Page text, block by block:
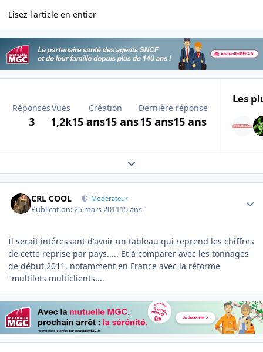
Lisez l'article en entier
Réponses
3
Vues
1,2k
Création
15 ans15 ans
Dernière réponse
15 ans15 ans
Les
Expand topic overview
CRL COOL Modérateur
Publication:25 mars 201115 ans
Il serait intéressant d'avoir un tableau qui reprend les chiffres
de cette reprise par pays..... Et à comparer avec les tonnages
de début 2011, notamment en France avec la réforme
"multilots multiclients....